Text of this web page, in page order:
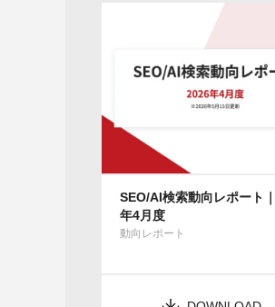
SEO/AI検索動向レポート
年4月度
動向レポート